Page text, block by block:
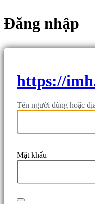
Đăng nhập
https://
Tên người dùng hoặc
Mật khẩu